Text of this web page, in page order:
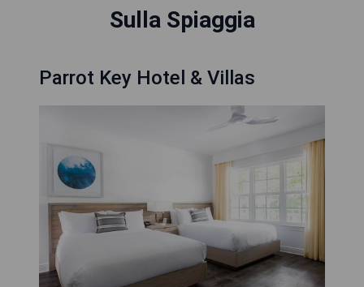
Sulla Spiaggia
Parrot Key Hotel & Villas